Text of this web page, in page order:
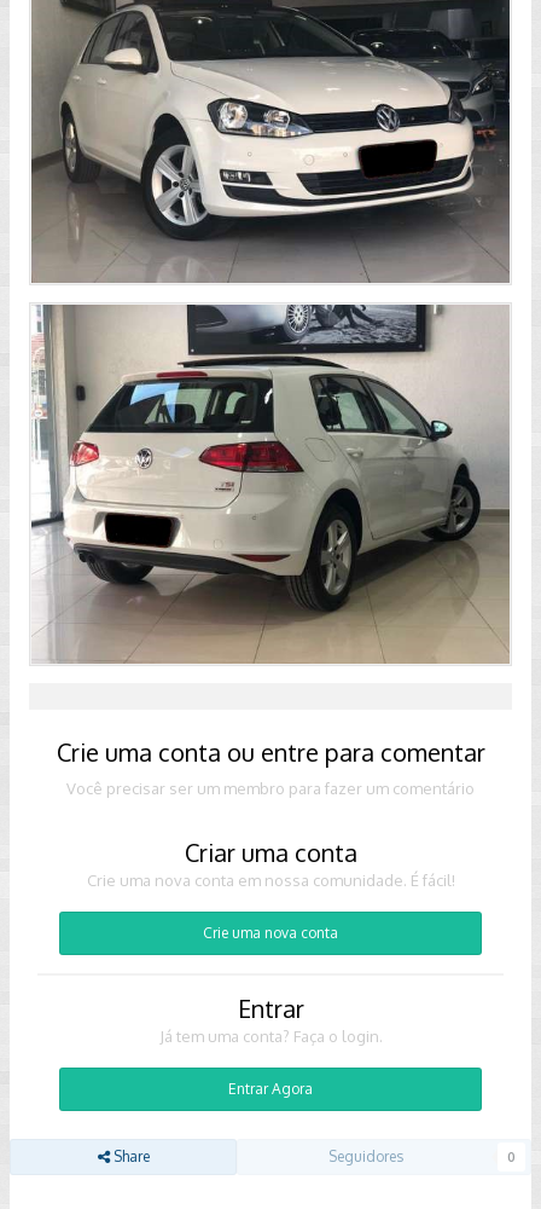
Crie uma conta ou entre para comentar
Você precisar ser um membro para fazer um comentário
Criar uma conta
Crie uma nova conta em nossa comunidade. É fácil!
Crie uma nova conta
Entrar
Já tem uma conta? Faça o login.
Entrar Agora
Share Seguidores 0